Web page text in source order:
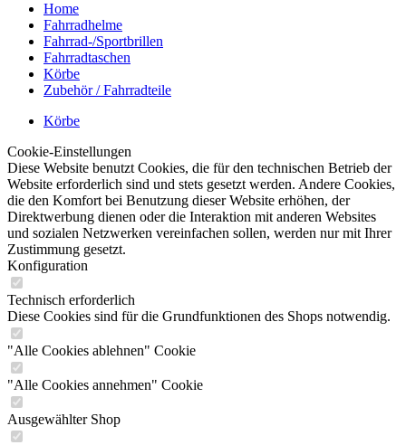
Home
Fahrradhelme
Fahrrad-/Sportbrillen
Fahrradtaschen
Körbe
Zubehör / Fahrradteile
Körbe
Cookie-Einstellungen
Diese Website benutzt Cookies, die für den technischen Betrieb der
Website erforderlich sind und stets gesetzt werden. Andere Cookies,
die den Komfort bei Benutzung dieser Website erhöhen, der
Direktwerbung dienen oder die Interaktion mit anderen Websites
und sozialen Netzwerken vereinfachen sollen, werden nur mit Ihrer
Zustimmung gesetzt.
Konfiguration
Technisch erforderlich
Diese Cookies sind für die Grundfunktionen des Shops notwendig.
"Alle Cookies ablehnen" Cookie
"Alle Cookies annehmen" Cookie
Ausgewählter Shop